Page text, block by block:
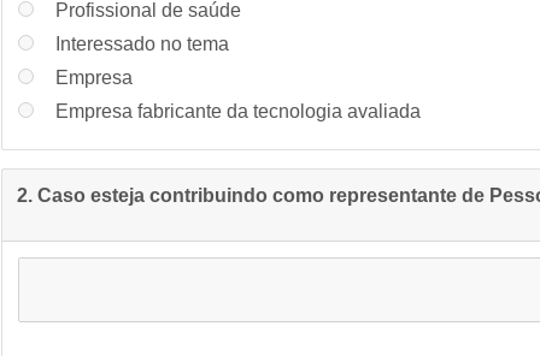
Profissional de saúde
Interessado no tema
Empresa
Empresa fabricante da tecnologia avaliada
2. Caso esteja contribuindo como representante de